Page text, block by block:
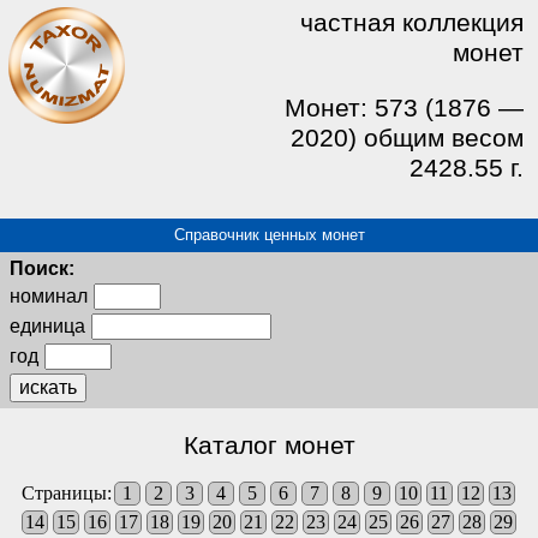
частная коллекция
монет
Монет: 573 (1876 —
2020) общим весом
2428.55 г.
Справочник ценных монет
Поиск:
номинал
единица
год
искать
Каталог монет
Страницы: 1 2 3 4 5 6 7 8 9 10 11 12
13
14
15 16 17 18 19 20 21 22 23 24 25 26 27 28
29